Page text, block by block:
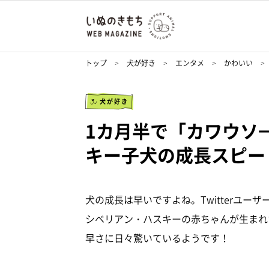
トップ 犬が好き エンタメ かわいい
犬が好き
1カ月半で「カワウ
キー子犬の成長スピ
犬の成長は早いですよね。Twitterユーザ
シベリアン・ハスキーの赤ちゃんが生ま
早さに日々驚いているようです！